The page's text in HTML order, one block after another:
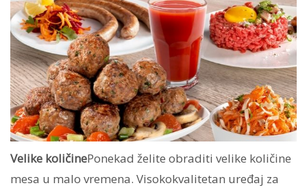
Velike količinePonekad želite obraditi velike količine
mesa u malo vremena. Visokokvalitetan uređaj za